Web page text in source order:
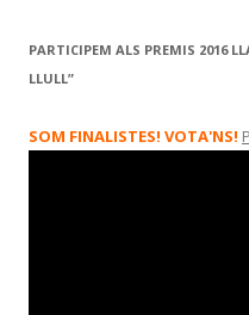
PARTICIPEM ALS PREMIS 2016
LLULL”
SOM FINALISTES! VOTA'NS!